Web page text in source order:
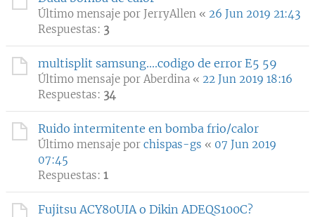
Último mensaje por JerryAllen « 26 Jun 2019 21:43
Respuestas: 3
multisplit samsung....codigo de error E5 59
Último mensaje por Aberdina « 22 Jun 2019 18:16
Respuestas: 34
Ruido intermitente en bomba frio/calor
Último mensaje por chispas-gs « 07 Jun 2019
07:45
Respuestas: 1
Fujitsu ACY80UIA o Dikin ADEQS100C?